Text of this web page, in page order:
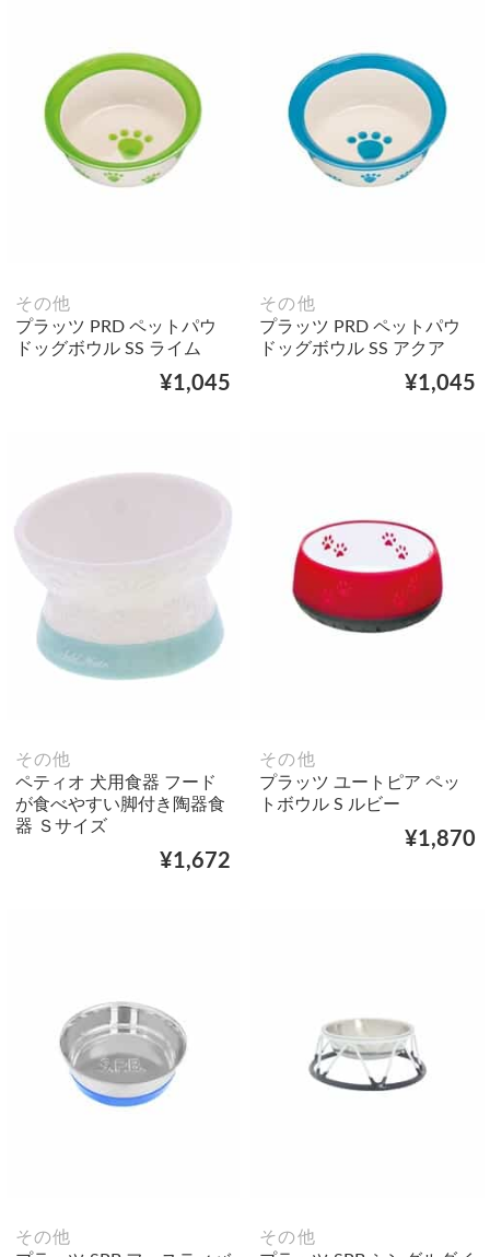
その他
プラッツ PRD ペットパウ
ドッグボウル SS ライム
¥1,045
その他
プラッツ PRD ペットパウ
ドッグボウル SS アクア
¥1,045
その他
ペティオ 犬用食器 フード
が食べやすい脚付き陶器食
器 Ｓサイズ
¥1,672
その他
プラッツ ユートピア ペッ
トボウル S ルビー
¥1,870
その他
その他